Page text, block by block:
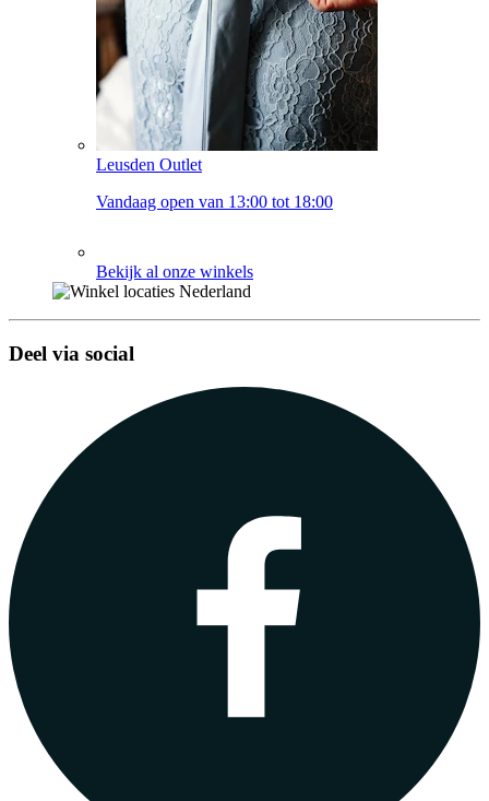
Leusden Outlet
Vandaag open van 13:00 tot 18:00
Bekijk al onze winkels
Deel via social